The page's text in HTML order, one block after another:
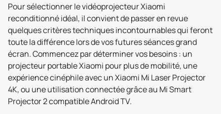
Pour sélectionner le vidéoprojecteur Xiaomi
reconditionné idéal, il convient de passer en revue
quelques critères techniques incontournables qui feront
toute la différence lors de vos futures séances grand
écran. Commencez par déterminer vos besoins : un
projecteur portable Xiaomi pour plus de mobilité, une
expérience cinéphile avec un Xiaomi Mi Laser Projector
4K, ou une utilisation connectée grâce au Mi Smart
Projector 2 compatible Android TV.